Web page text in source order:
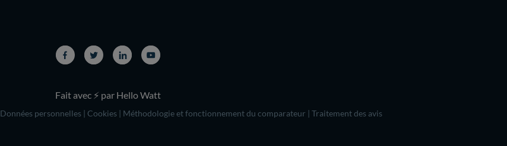
Fait avec ⚡ par Hello Watt
Données personnelles | Cookies | Méthodologie et fonctionnement du comparateur | Traitement des avis